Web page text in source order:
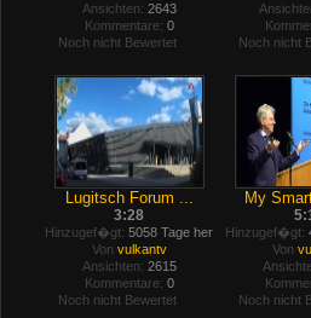
Ansichten: 2643
Kommentare: 0
Noch nicht Bewertet
Noch nicht
Lugitsch Forum ...
3:28
Hinzugef�gt: 5058 Tage her
Von vulkantv
Ansichten: 2615
Kommentare: 0
Noch nicht Bewertet
My
Hinzugef�gt:
Von
Noch nicht